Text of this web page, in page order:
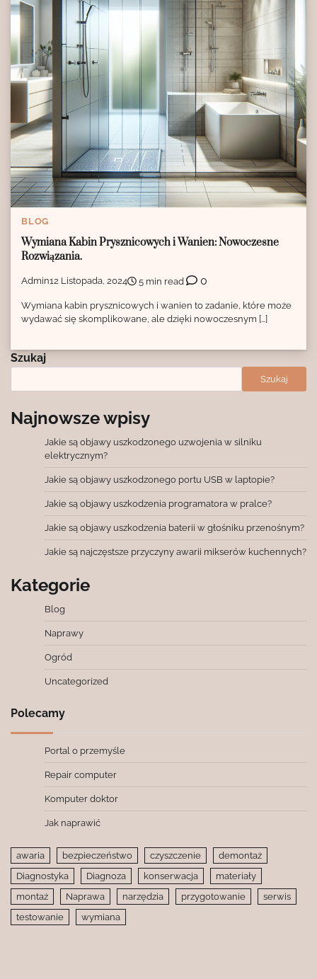
BLOG
Wymiana Kabin Prysznicowych i Wanien: Nowoczesne
Rozwiązania.
Admin12 Listopada, 2024 5 min read 0
Wymiana kabin prysznicowych i wanien to zadanie, które może
wydawać się skomplikowane, ale dzięki nowoczesnym […]
Szukaj
Szukaj
Najnowsze wpisy
Jakie są objawy uszkodzonego uzwojenia w silniku
elektrycznym?
Jakie są objawy uszkodzonego portu USB w laptopie?
Jakie są objawy uszkodzenia programatora w pralce?
Jakie są objawy uszkodzenia baterii w głośniku przenośnym?
Jakie są najczęstsze przyczyny awarii mikserów kuchennych?
Kategorie
Blog
Naprawy
Ogród
Uncategorized
Polecamy
Portal o przemyśle
Repair computer
Komputer doktor
Jak naprawić
awaria bezpieczeństwo czyszczenie
demontaż
Diagnostyka
Diagnoza konserwacja
materiały
montaż
Naprawa narzędzia przygotowanie
serwis
testowanie
wymiana